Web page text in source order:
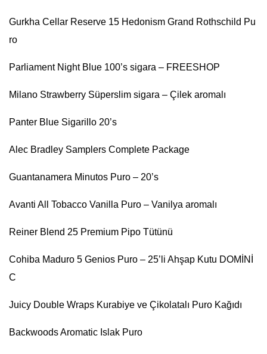
Gurkha Cellar Reserve 15 Hedonism Grand Rothschild Pu
ro
Parliament Night Blue 100’s sigara – FREESHOP
Milano Strawberry Süperslim sigara – Çilek aromalı
Panter Blue Sigarillo 20’s
Alec Bradley Samplers Complete Package
Guantanamera Minutos Puro – 20’s
Avanti All Tobacco Vanilla Puro – Vanilya aromalı
Reiner Blend 25 Premium Pipo Tütünü
Cohiba Maduro 5 Genios Puro – 25’li Ahşap Kutu DOMİNİ
C
Juicy Double Wraps Kurabiye ve Çikolatalı Puro Kağıdı
Backwoods Aromatic Islak Puro